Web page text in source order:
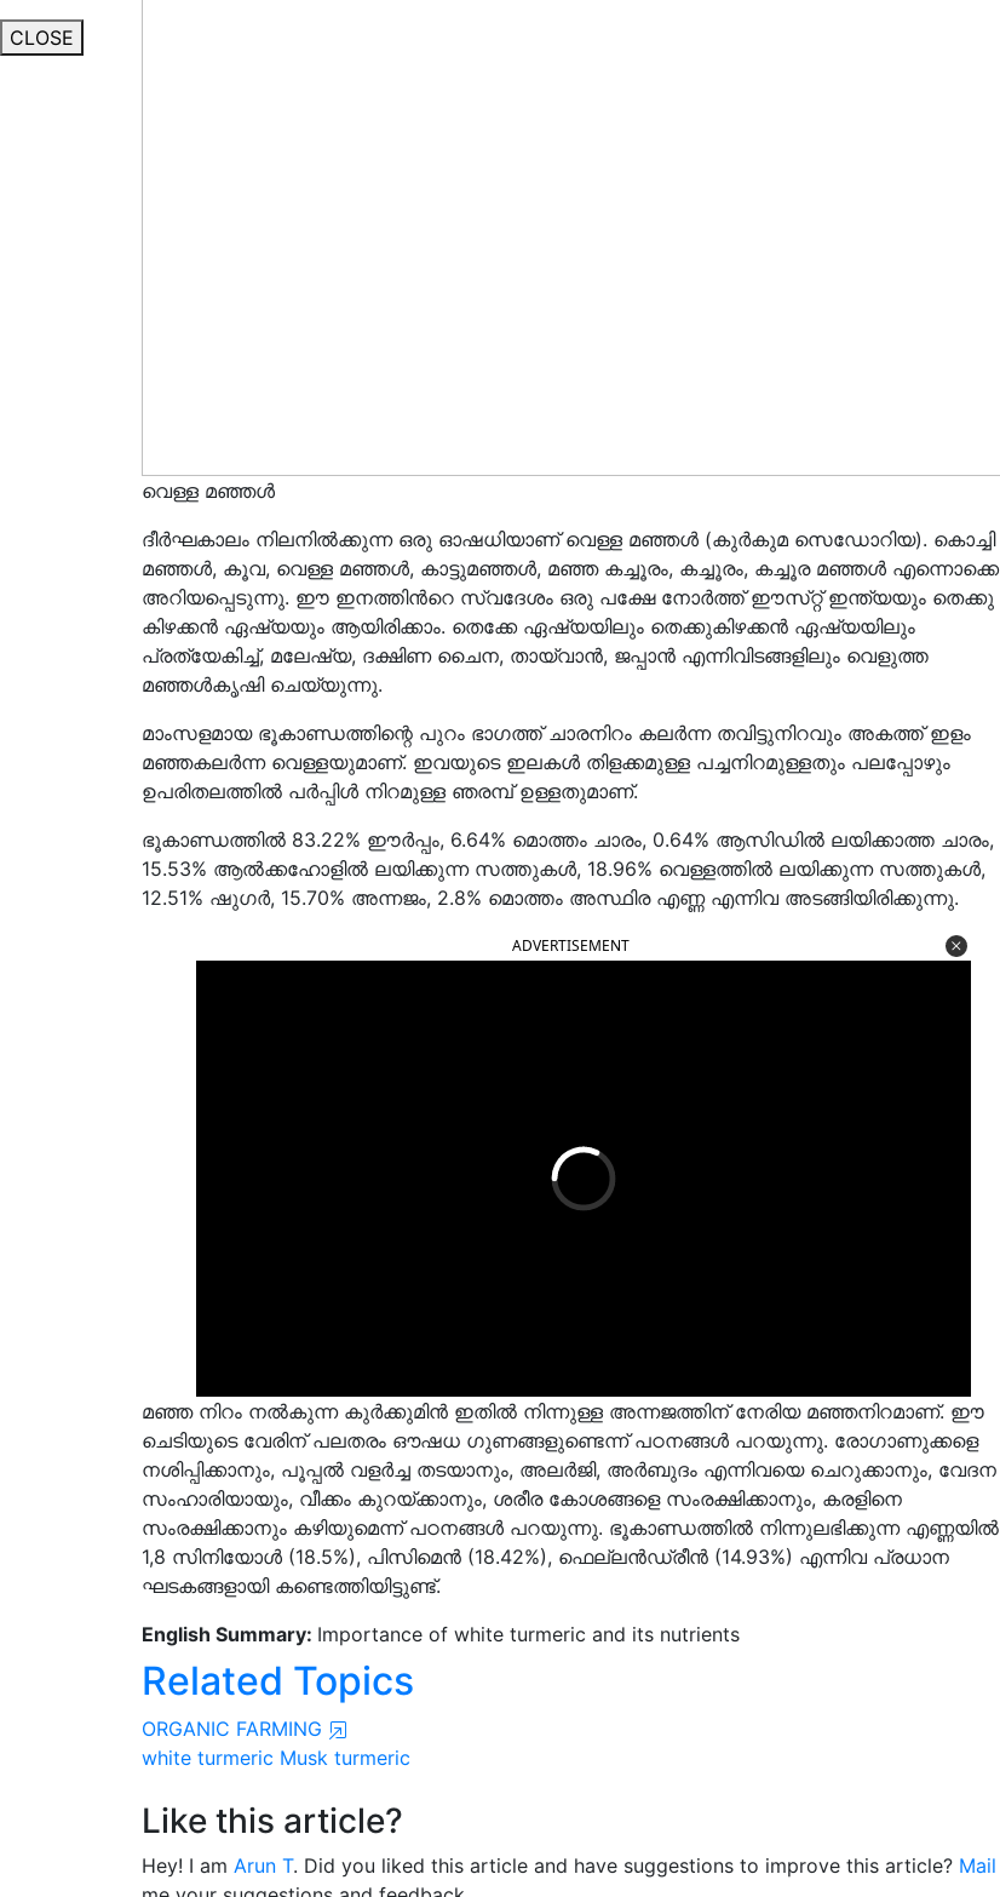
CLOSE
വെള്ള മഞ്ഞൾ
ദീർഘകാലം നിലനിൽക്കുന്ന ഒരു ഓഷധിയാണ് വെള്ള മഞ്ഞൾ (കുർകുമ സെഡോറിയ). കൊച്ചി
മഞ്ഞൾ, കൂവ, വെള്ള മഞ്ഞൾ, കാട്ടുമഞ്ഞൾ, മഞ്ഞ കച്ചൂരം, കച്ചൂരം, കച്ചൂര മഞ്ഞൾ എന്നൊക്കെ
അറിയപ്പെടുന്നു. ഈ ഇനത്തിൻറെ സ്വദേശം ഒരു പക്ഷേ നോർത്ത് ഈസ്‌റ്റ് ഇന്ത്യയും തെക്കു
കിഴക്കൻ ഏഷ്യയും ആയിരിക്കാം. തെക്കേ ഏഷ്യയിലും തെക്കുകിഴക്കൻ ഏഷ്യയിലും
പ്രത്യേകിച്ച്, മലേഷ്യ, ദക്ഷിണ ചൈന, തായ്വാൻ, ജപ്പാൻ എന്നിവിടങ്ങളിലും വെളുത്ത
മഞ്ഞൾകൃഷി ചെയ്യുന്നു.
മാംസളമായ ഭൂകാണ്ഡത്തിന്റെ പുറം ഭാഗത്ത് ചാരനിറം കലർന്ന തവിട്ടുനിറവും അകത്ത് ഇളം
മഞ്ഞകലർന്ന വെള്ളയുമാണ്. ഇവയുടെ ഇലകൾ തിളക്കമുള്ള പച്ചനിറമുള്ളതും പലപ്പോഴും
ഉപരിതലത്തിൽ പർപ്പിൾ നിറമുള്ള ഞരമ്പ് ഉള്ളതുമാണ്.
ഭൂകാണ്ഡത്തിൽ 83.22% ഈർപ്പം, 6.64% മൊത്തം ചാരം, 0.64% ആസിഡിൽ ലയിക്കാത്ത ചാരം,
15.53% ആൽക്കഹോളിൽ ലയിക്കുന്ന സത്തുകൾ, 18.96% വെള്ളത്തിൽ ലയിക്കുന്ന സത്തുകൾ,
12.51% ഷുഗർ, 15.70% അന്നജം, 2.8% മൊത്തം അസ്ഥിര എണ്ണ എന്നിവ അടങ്ങിയിരിക്കുന്നു.
ADVERTISEMENT
മഞ്ഞ നിറം നൽകുന്ന കുർക്കുമിൻ ഇതിൽ നിന്നുള്ള അന്നജത്തിന് നേരിയ മഞ്ഞനിറമാണ്. ഈ
ചെടിയുടെ വേരിന് പലതരം ഔഷധ ഗുണങ്ങളുണ്ടെന്ന് പഠനങ്ങൾ പറയുന്നു. രോഗാണുക്കളെ
നശിപ്പിക്കാനും, പൂപ്പൽ വളർച്ച തടയാനും, അലർജി, അർബുദം എന്നിവയെ ചെറുക്കാനും, വേദന
സംഹാരിയായും, വീക്കം കുറയ്ക്കാനും, ശരീര കോശങ്ങളെ സംരക്ഷിക്കാനും, കരളിനെ
സംരക്ഷിക്കാനും കഴിയുമെന്ന് പഠനങ്ങൾ പറയുന്നു. ഭൂകാണ്ഡത്തിൽ നിന്നുലഭിക്കുന്ന എണ്ണയിൽ
1,8 സിനിയോൾ (18.5%), പിസിമെൻ (18.42%), ഫെല്ലൻഡ്രീൻ (14.93%) എന്നിവ പ്രധാന
ഘടകങ്ങളായി കണ്ടെത്തിയിട്ടുണ്ട്.
English Summary: Importance of white turmeric and its nutrients
Related Topics
ORGANIC FARMING
white turmeric Musk turmeric
Like this article?
Hey! I am Arun T. Did you liked this article and have suggestions to improve this article? Mail